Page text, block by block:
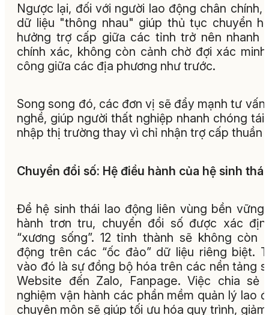
Ngược lại, đối với người lao động chân chính,
dữ liệu "thông nhau" giúp thủ tục chuyển
hưởng trợ cấp giữa các tỉnh trở nên nhanh
chính xác, không còn cảnh chờ đợi xác
công giữa các địa phương như trước.
Song song đó, các đơn vị sẽ đẩy mạnh tư vấn
nghề, giúp người thất nghiệp nhanh chóng tái
nhập thị trường thay vì chỉ nhận trợ cấp thuần
Chuyển đổi số: Hệ điều hành của hệ sinh thái
Để hệ sinh thái lao động liên vùng bền vững
hành trơn tru, chuyển đổi số được xác
“xương sống”. 12 tỉnh thành sẽ không còn
động trên các “ốc đảo” dữ liệu riêng biệt.
vào đó là sự đồng bộ hóa trên các nền tảng
Website đến Zalo, Fanpage. Việc chia sẻ
nghiệm vận hành các phần mềm quản lý lao
chuyên môn sẽ giúp tối ưu hóa quy trình,